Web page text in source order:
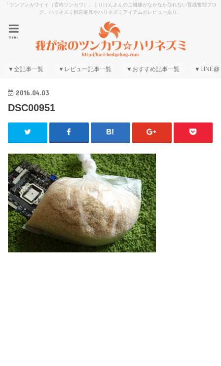
「ツンツンカワイイ（通称ツンカワ）」くりけんさんのご機嫌がなかなか取れない育成奮闘ブロ
グ。ハリネズミ飼育道具やハリネズミアイテムのレビューあり。
menu
▼全記事一覧 ▼レビュー記事一覧 ▼おすすめ記事一覧 ▼LINE@
2016.04.03
DSC00951